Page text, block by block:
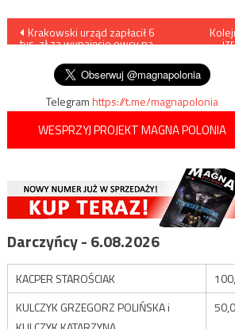
Nawigacja
wpisu
Krakowski urząd zapłacił 6
tys. zł za wynajęcie owcy na
Telegramhttps://t.me/magnapolonia
WESPRZYJ PROJEKT MAGNA POLONIA
Darczyńcy - 6.08.2026
KACPER STAROŚCIAK
KULCZYK GRZEGORZ POLIŃSKA i